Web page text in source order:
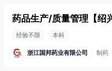
药品生产/质量管理 【绍
经验不限 本科
浙江国邦药业有限公司 制药